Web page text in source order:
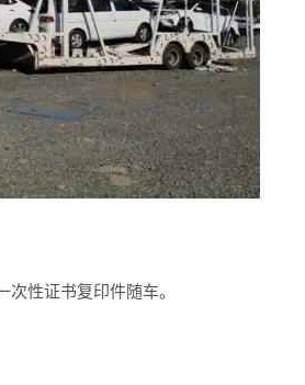
性证书复印件随车。